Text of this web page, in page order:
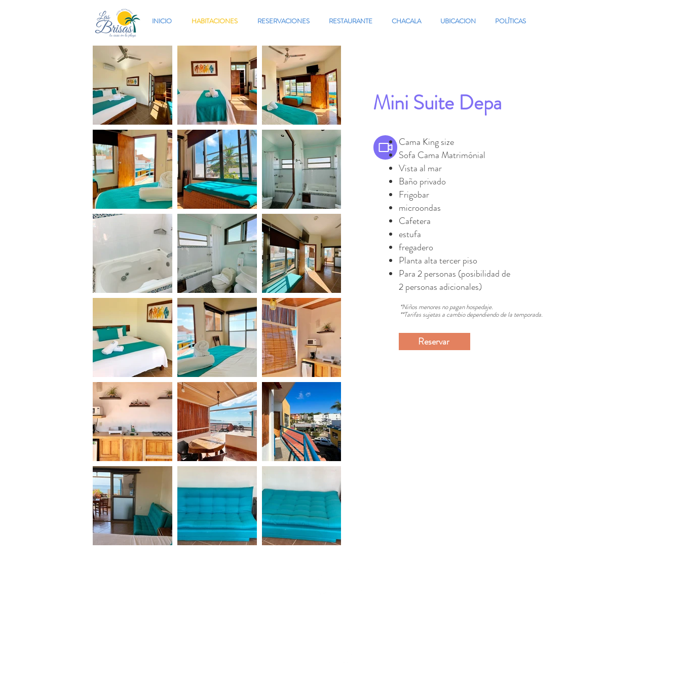
INICIO HABITACIONES RESERVACIONES RESTAURANTE CHACALA UBICACION POLÍTICAS
Mini Suite Depa
Cama King size
Sofa Cama Matrimónial
Vista al mar
Baño privado
Frigobar
microondas
Cafetera
estufa
fregadero
Planta alta tercer piso
Para 2 personas (posibilidad de
2 personas adicionales)
*Niños menores no pagan hospedaje.
**Tarifas sujetas a cambio dependiendo de la temporada.
Reservar